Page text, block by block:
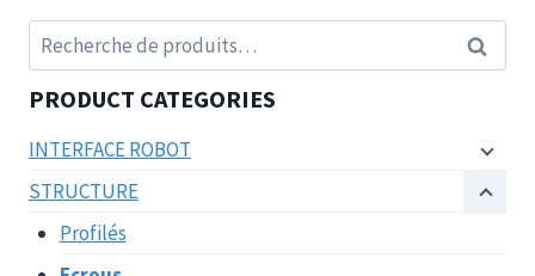
Recherche
pour :
PRODUCT CATEGORIES
INTERFACE ROBOT
STRUCTURE
Profilés